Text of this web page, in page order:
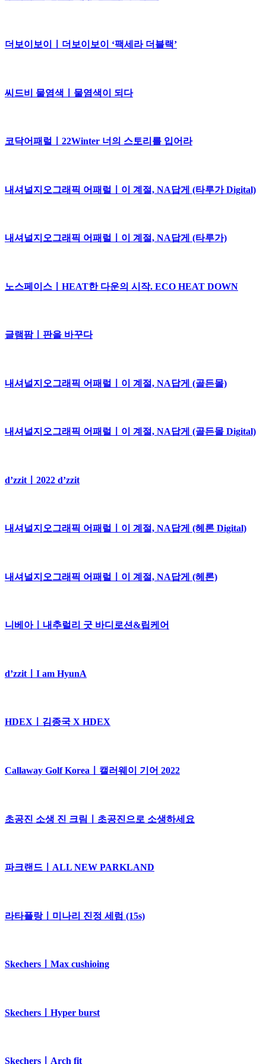
더보이보이ㅣ더보이보이 ‘팩세라 더블랙’
씨드비 물염색ㅣ물염색이 되다
코닥어패럴ㅣ22Winter 너의 스토리를 입어라
내셔널지오그래픽 어패럴ㅣ이 계절, NA답게 (타루가 Digital)
내셔널지오그래픽 어패럴ㅣ이 계절, NA답게 (타루가)
노스페이스ㅣHEAT한 다운의 시작. ECO HEAT DOWN
글램팜ㅣ판을 바꾸다
내셔널지오그래픽 어패럴ㅣ이 계절, NA답게 (골든몰)
내셔널지오그래픽 어패럴ㅣ이 계절, NA답게 (골든몰 Digital)
d’zzitㅣ2022 d’zzit
내셔널지오그래픽 어패럴ㅣ이 계절, NA답게 (헤론 Digital)
내셔널지오그래픽 어패럴ㅣ이 계절, NA답게 (헤론)
니베아ㅣ내추럴리 굿 바디로션&립케어
d’zzitㅣI am HyunA
HDEXㅣ김종국 X HDEX
Callaway Golf Koreaㅣ캘러웨이 기어 2022
초공진 소생 진 크림ㅣ초공진으로 소생하세요
파크랜드ㅣALL NEW PARKLAND
라타플랑ㅣ미나리 진정 세럼 (15s)
SkechersㅣMax cushioing
SkechersㅣHyper burst
SkechersㅣArch fit